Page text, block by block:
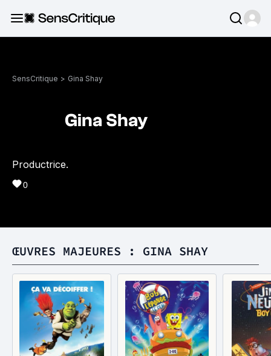
SensCritique > Gina Shay
Gina Shay
Productrice.
0
ŒUVRES MAJEURES : GINA SHAY